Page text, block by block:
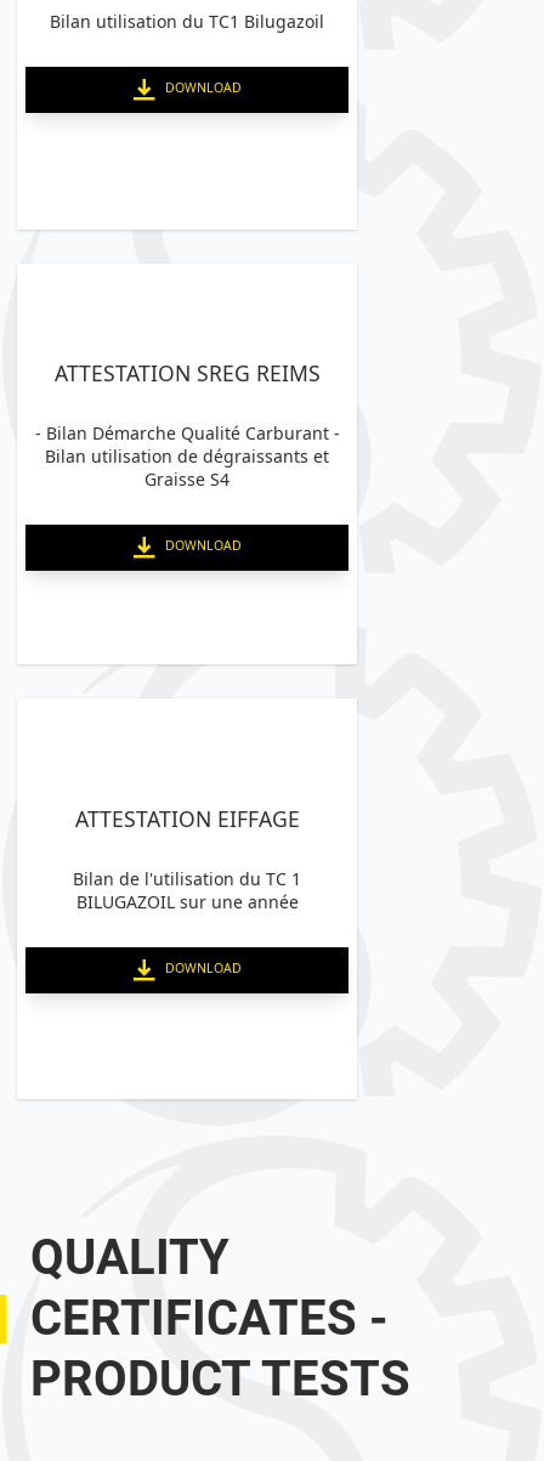
Bilan utilisation du TC1 Bilugazoil
DOWNLOAD
ATTESTATION SREG REIMS
- Bilan Démarche Qualité Carburant -
Bilan utilisation de dégraissants et
Graisse S4
DOWNLOAD
ATTESTATION EIFFAGE
Bilan de l'utilisation du TC 1
BILUGAZOIL sur une année
DOWNLOAD
QUALITY
CERTIFICATES -
PRODUCT TESTS